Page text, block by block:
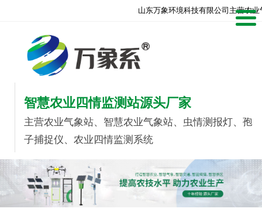
山东万象环境科技有限公司主营农
智慧农业四情监测站源头厂家
主营农业气象站、智慧农业气象站、虫情测报灯、孢
子捕捉仪、农业四情监测系统